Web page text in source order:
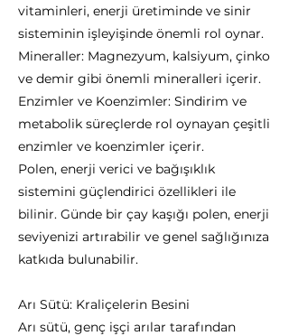
vitaminleri, enerji üretiminde ve sinir
sisteminin işleyişinde önemli rol oynar.
Mineraller: Magnezyum, kalsiyum, çinko
ve demir gibi önemli mineralleri içerir.
Enzimler ve Koenzimler: Sindirim ve
metabolik süreçlerde rol oynayan çeşitli
enzimler ve koenzimler içerir.
Polen, enerji verici ve bağışıklık
sistemini güçlendirici özellikleri ile
bilinir. Günde bir çay kaşığı polen, enerji
seviyenizi artırabilir ve genel sağlığınıza
katkıda bulunabilir.
Arı Sütü: Kraliçelerin Besini
Arı sütü, genç işçi arılar tarafından